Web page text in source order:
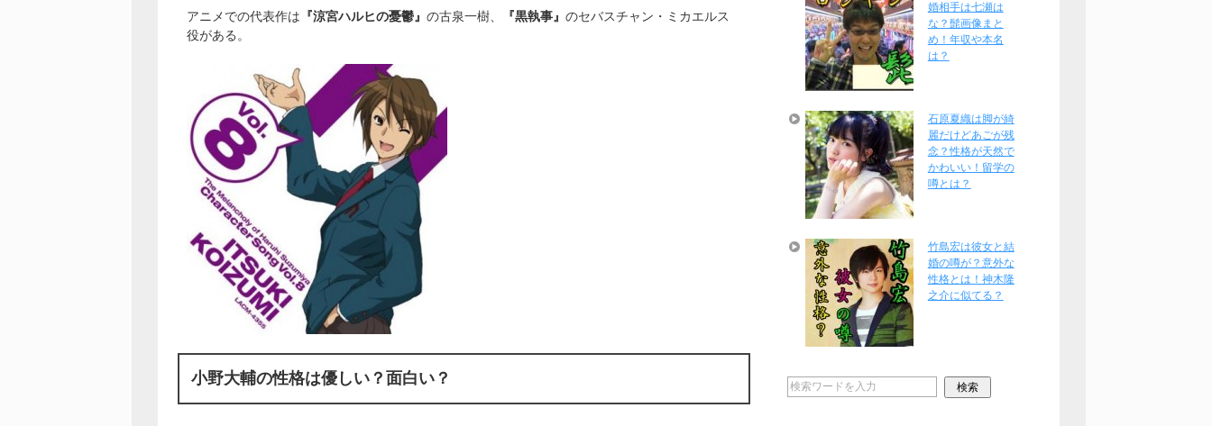
アニメでの代表作は 『涼宮ハルヒの憂鬱』 の古泉一樹、 『黒執事』 のセバスチャン・ミカエルス
役がある。
小野大輔の性格は優しい？面白い？
婚相手は七瀬は
な？髭画像まと
め！年収や本名
は？
石原夏織は脚が綺
麗だけどあごが残
念？性格が天然で
かわいい！留学の
噂とは？
竹島宏は彼女と結
婚の噂が？意外な
性格とは！神木隆
之介に似てる？